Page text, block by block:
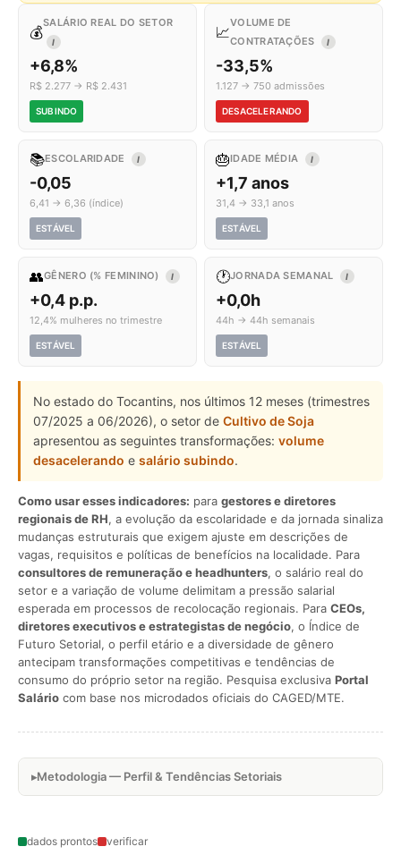
💰
SALÁRIO REAL DO SETOR
I
+6,8%
R$ 2.277 → R$ 2.431
SUBINDO
📈
VOLUME DE
CONTRATAÇÕES
I
-33,5%
1.127 → 750 admissões
DESACELERANDO
📚ESCOLARIDADE I
-0,05
6,41 → 6,36 (índice)
ESTÁVEL
🎂IDADE MÉDIA I
+1,7 anos
31,4 → 33,1 anos
ESTÁVEL
👥GÊNERO (% FEMININO) I
+0,4 p.p.
12,4% mulheres no trimestre
ESTÁVEL
🕐JORNADA SEMANAL I
+0,0h
44h → 44h semanais
ESTÁVEL
No estado do Tocantins, nos últimos 12 meses (trimestres
07/2025 a 06/2026), o setor de Cultivo de Soja
apresentou as seguintes transformações: volume
desacelerando e salário subindo.
Como usar esses indicadores: para gestores e diretores
regionais de RH, a evolução da escolaridade e da jornada sinaliza
mudanças estruturais que exigem ajuste em descrições de
vagas, requisitos e políticas de benefícios na localidade. Para
consultores de remuneração e headhunters, o salário real do
setor e a variação de volume delimitam a pressão salarial
esperada em processos de recolocação regionais. Para CEOs,
diretores executivos e estrategistas de negócio, o Índice de
Futuro Setorial, o perfil etário e a diversidade de gênero
antecipam transformações competitivas e tendências de
consumo do próprio setor na região. Pesquisa exclusiva Portal
Salário com base nos microdados oficiais do CAGED/MTE.
Metodologia — Perfil & Tendências Setoriais
dados prontos verificar